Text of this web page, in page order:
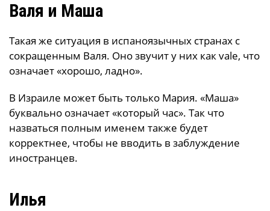
Валя и Маша
Такая же ситуация в испаноязычных странах с
сокращенным Валя. Оно звучит у них как vale, что
означает «хорошо, ладно».
В Израиле может быть только Мария. «Маша»
буквально означает «который час». Так что
назваться полным именем также будет
корректнее, чтобы не вводить в заблуждение
иностранцев.
Илья